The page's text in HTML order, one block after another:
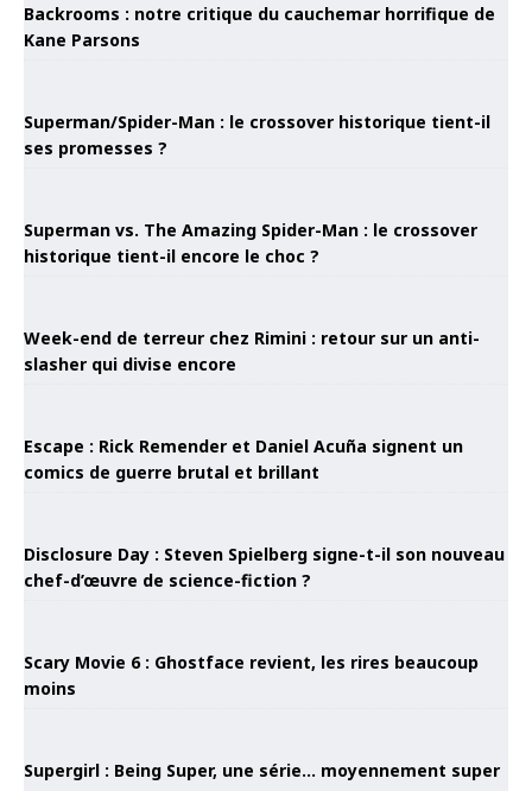
Backrooms : notre critique du cauchemar horrifique de
Kane Parsons
Superman/Spider-Man : le crossover historique tient-il
ses promesses ?
Superman vs. The Amazing Spider-Man : le crossover
historique tient-il encore le choc ?
Week-end de terreur chez Rimini : retour sur un anti-
slasher qui divise encore
Escape : Rick Remender et Daniel Acuña signent un
comics de guerre brutal et brillant
Disclosure Day : Steven Spielberg signe-t-il son nouveau
chef-d’œuvre de science-fiction ?
Scary Movie 6 : Ghostface revient, les rires beaucoup
moins
Supergirl : Being Super, une série… moyennement super